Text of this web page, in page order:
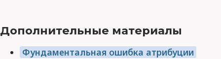
Дополнительные материалы
Фундаментальная ошибка атрибуции